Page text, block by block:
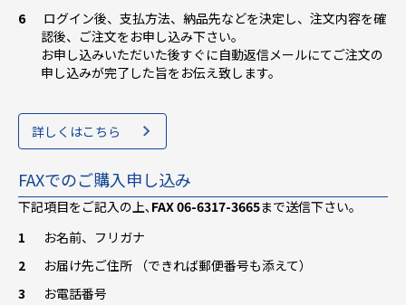
ログイン後、支払方法、納品先などを決定し、注文内容を確
認後、ご注文をお申し込み下さい。
お申し込みいただいた後すぐに自動返信メールにてご注文の
申し込みが完了した旨をお伝え致します。
詳しくはこちら
FAXでのご購入申し込み
下記項目をご記入の上､ FAX 06-6317-3665まで送信下さい。
お名前、フリガナ
お届け先ご住所 （できれば郵便番号も添えて）
お電話番号